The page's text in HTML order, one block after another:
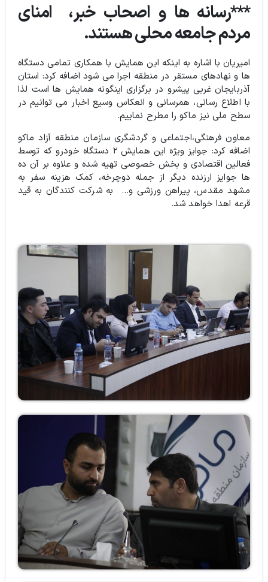
***رسانه ها و اصحاب خبر، امنای
مردم جامعه محلی هستند.
امیریان با اشاره به اینکه این همایش با همکاری تمامی دستگاه
ها و نهادهای مستقر در منطقه اجرا می شود اضافه کرد: استان
آذربایجان غربی پیشرو در برگزاری اینگونه همایش ها است لذا
با اطلاع رسانی، همرسانی و انعکاس وسیع اخبار می توانیم در
سطح ملی نیز ماکو را مطرح نماییم.
معاون فرهنگی،‌اجتماعی و گردشگری سازمان منطقه آزاد ماکو
اضافه کرد: جوایز ویژه این همایش ۲ دستگاه خودرو که توسط
فعالین اقتصادی و بخش خصوصی تهیه شده و علاوه بر آن ده
ها جوایز ارزنده دیگر از جمله دوچرخه، کمک هزینه سفر به
مشهد مقدس، پیراهن ورزشی و… به شرکت کنندگان به قید
قرعه اهدا خواهد شد.